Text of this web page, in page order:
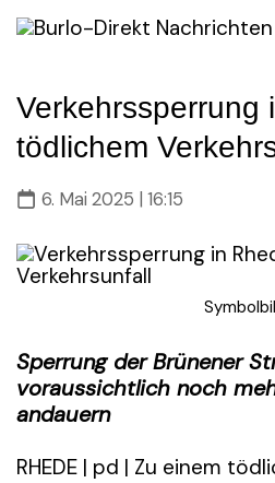
to
Verkehrssperrung
tödlichem
6. Mai 2025 | 16:15
Sperrung der Brünener
voraussichtlich noch
andauern
RHEDE | pd | Zu einem